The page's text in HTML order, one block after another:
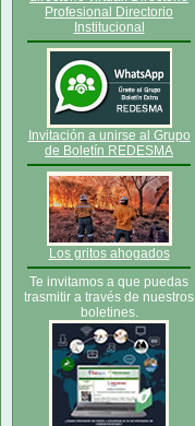
Profesional Directorio
Institucional
Invitación a unirse al Grupo
de Boletín REDESMA
Los gritos ahogados
Te invitamos a que puedas
trasmitir a través de nuestros
boletines.